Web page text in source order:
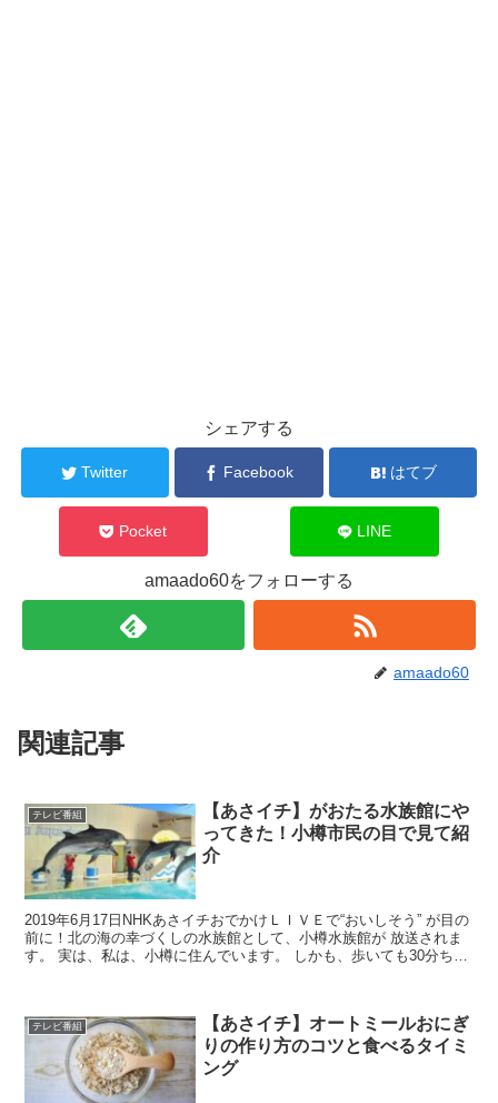
シェアする
Twitter Facebook はてブ
Pocket LINE
amaado60をフォローする
amaado60
関連記事
テレビ番組
【あさイチ】がおたる水族館にや
ってきた！小樽市民の目で見て紹
介
2019年6月17日NHKあさイチおでかけＬＩＶＥで“おいしそう” が目の
前に！北の海の幸づくしの水族館として、小樽水族館が 放送されま
す。 実は、私は、小樽に住んでいます。 しかも、歩いても30分ちょ
テレビ番組
【あさイチ】オートミールおにぎ
りの作り方のコツと食べるタイミ
ング